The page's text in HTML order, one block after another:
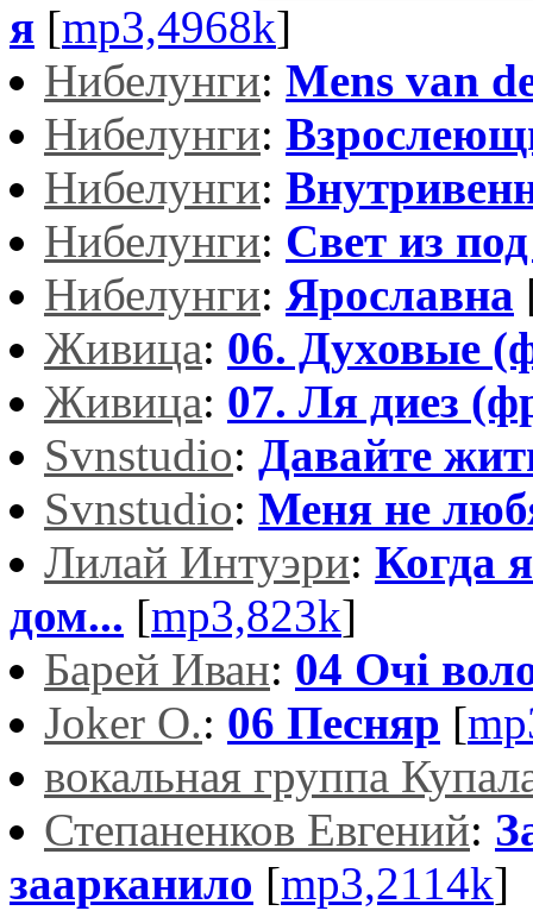
я [mp3,4968k]
Нибелунги: Mens van
Нибелунги:
Нибелунги:
Нибелунги: Свет из
Нибелунги: Ярославна
Живица: 06. Духовые
Живица: 07. Ля диез
Svnstudio: Давайте
Svnstudio: Меня не
Лилай Интуэри: Когда
дом... [mp3,823k]
Барей Иван: 04 Очi
Joker O.: 06 Песняр [
вокальная группа
Степаненков Евгений:
заарканило [mp3,2114k]